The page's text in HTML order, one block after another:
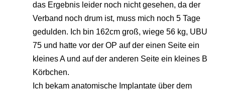
das Ergebnis leider noch nicht gesehen, da der
Verband noch drum ist, muss mich noch 5 Tage
gedulden. Ich bin 162cm groß, wiege 56 kg, UBU
75 und hatte vor der OP auf der einen Seite ein
kleines A und auf der anderen Seite ein kleines B
Körbchen.
Ich bekam anatomische Implantate über dem